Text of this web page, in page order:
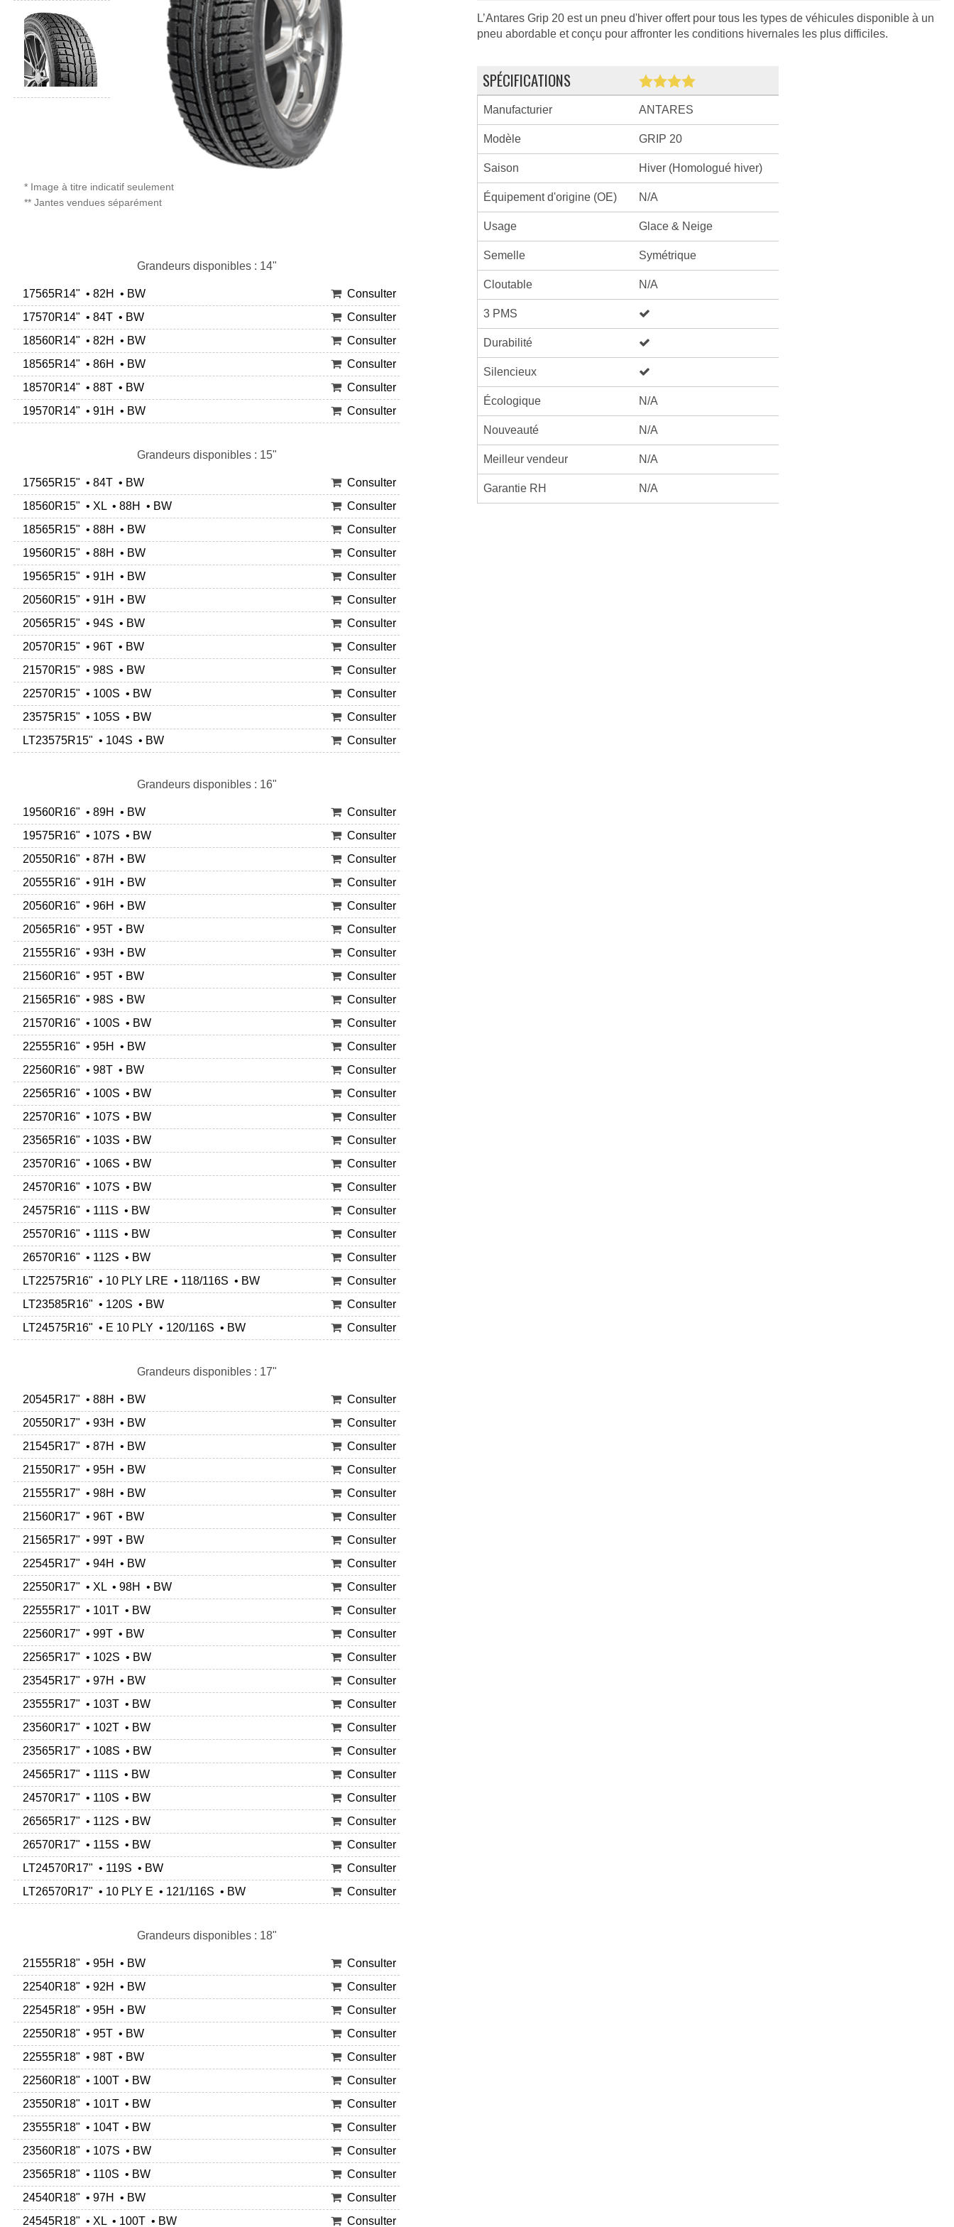
* Image à titre indicatif seulement
** Jantes vendues séparément
Grandeurs disponibles : 14"
17565R14" • 82H • BW
Consulter
17570R14" • 84T • BW
Consulter
18560R14" • 82H • BW
Consulter
18565R14" • 86H • BW
Consulter
18570R14" • 88T • BW
Consulter
19570R14" • 91H • BW
Consulter
Grandeurs disponibles : 15"
17565R15" • 84T • BW
Consulter
18560R15" • XL • 88H • BW
Consulter
18565R15" • 88H • BW
Consulter
19560R15" • 88H • BW
Consulter
19565R15" • 91H • BW
Consulter
20560R15" • 91H • BW
Consulter
20565R15" • 94S • BW
Consulter
20570R15" • 96T • BW
Consulter
21570R15" • 98S • BW
Consulter
22570R15" • 100S • BW
Consulter
23575R15" • 105S • BW
Consulter
LT23575R15" • 104S • BW
Consulter
Grandeurs disponibles : 16"
19560R16" • 89H • BW
Consulter
19575R16" • 107S • BW
Consulter
20550R16" • 87H • BW
Consulter
20555R16" • 91H • BW
Consulter
20560R16" • 96H • BW
Consulter
20565R16" • 95T • BW
Consulter
21555R16" • 93H • BW
Consulter
21560R16" • 95T • BW
Consulter
21565R16" • 98S • BW
Consulter
21570R16" • 100S • BW
Consulter
22555R16" • 95H • BW
Consulter
22560R16" • 98T • BW
Consulter
22565R16" • 100S • BW
Consulter
22570R16" • 107S • BW
Consulter
23565R16" • 103S • BW
Consulter
23570R16" • 106S • BW
Consulter
24570R16" • 107S • BW
Consulter
24575R16" • 111S • BW
Consulter
25570R16" • 111S • BW
Consulter
26570R16" • 112S • BW
Consulter
LT22575R16" • 10 PLY LRE • 118/116S • BW
Consulter
LT23585R16" • 120S • BW
Consulter
LT24575R16" • E 10 PLY • 120/116S • BW
Consulter
Grandeurs disponibles : 17"
20545R17" • 88H • BW
Consulter
20550R17" • 93H • BW
Consulter
21545R17" • 87H • BW
Consulter
21550R17" • 95H • BW
Consulter
21555R17" • 98H • BW
Consulter
21560R17" • 96T • BW
Consulter
21565R17" • 99T • BW
Consulter
22545R17" • 94H • BW
Consulter
22550R17" • XL • 98H • BW
Consulter
22555R17" • 101T • BW
Consulter
22560R17" • 99T • BW
Consulter
22565R17" • 102S • BW
Consulter
23545R17" • 97H • BW
Consulter
23555R17" • 103T • BW
Consulter
23560R17" • 102T • BW
Consulter
23565R17" • 108S • BW
Consulter
24565R17" • 111S • BW
Consulter
24570R17" • 110S • BW
Consulter
26565R17" • 112S • BW
Consulter
26570R17" • 115S • BW
Consulter
LT24570R17" • 119S • BW
Consulter
LT26570R17" • 10 PLY E • 121/116S • BW
Consulter
Grandeurs disponibles : 18"
21555R18" • 95H • BW
Consulter
22540R18" • 92H • BW
Consulter
22545R18" • 95H • BW
Consulter
22550R18" • 95T • BW
Consulter
22555R18" • 98T • BW
Consulter
22560R18" • 100T • BW
Consulter
23550R18" • 101T • BW
Consulter
23555R18" • 104T • BW
Consulter
23560R18" • 107S • BW
Consulter
23565R18" • 110S • BW
Consulter
24540R18" • 97H • BW
Consulter
24545R18" • XL • 100T • BW
Consulter
L’Antares Grip 20 est un pneu d'hiver offert pour tous les types de véhicules disponible à un
pneu abordable et conçu pour affronter les conditions hivernales les plus difficiles.
SPÉCIFICATIONS
Manufacturier ANTARES
Modèle GRIP 20
Saison Hiver (Homologué hiver)
Équipement d'origine (OE) N/A
Usage Glace & Neige
Semelle Symétrique
Cloutable N/A
3 PMS
Durabilité
Silencieux
Écologique N/A
Nouveauté N/A
Meilleur vendeur N/A
Garantie RH N/A